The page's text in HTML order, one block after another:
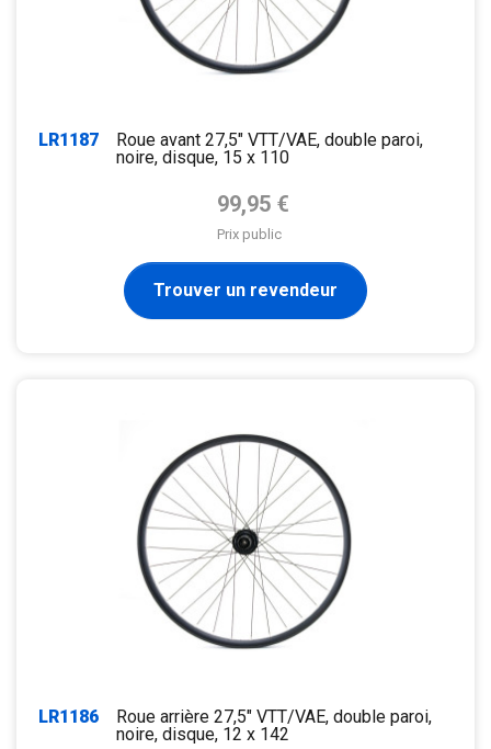
LR1187
Roue avant 27,5" VTT/VAE, double paroi,
noire, disque, 15 x 110
Prix de base
99,95 €
Prix public
Trouver un revendeur
LR1186
Roue arrière 27,5" VTT/VAE, double paroi,
noire, disque, 12 x 142